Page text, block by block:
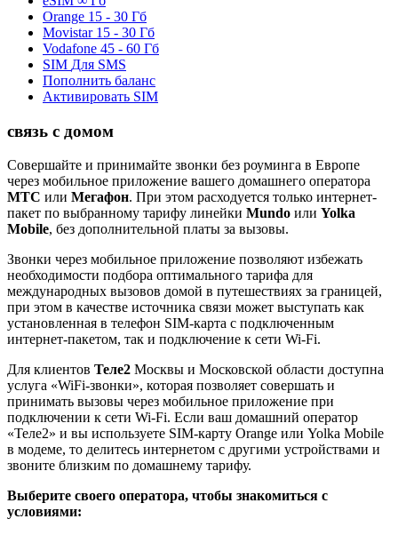
Orange 15 - 30 Гб
Movistar 15 - 30 Гб
Vodafone 45 - 60 Гб
SIM Для SMS
Пополнить баланс
Активировать SIM
связь с домом
Совершайте и принимайте звонки без роуминга в Европе
через мобильное приложение вашего домашнего оператора
МТС или Мегафон. При этом расходуется только интернет-
пакет по выбранному тарифу линейки Mundo или Yolka
Mobile, без дополнительной платы за вызовы.
Звонки через мобильное приложение позволяют избежать
необходимости подбора оптимального тарифа для
международных вызовов домой в путешествиях за границей,
при этом в качестве источника связи может выступать как
установленная в телефон SIM-карта с подключенным
интернет-пакетом, так и подключение к сети Wi-Fi.
Для клиентов Теле2 Москвы и Московской области доступна
услуга «WiFi-звонки», которая позволяет совершать и
принимать вызовы через мобильное приложение при
подключении к сети Wi-Fi. Если ваш домашний оператор
«Теле2» и вы используете SIM-карту Orange или Yolka Mobile
в модеме, то делитесь интернетом с другими устройствами и
звоните близким по домашнему тарифу.
Выберите своего оператора, чтобы знакомиться с
условиями: